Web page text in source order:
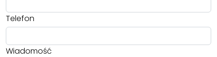
Telefon
Wiadomość